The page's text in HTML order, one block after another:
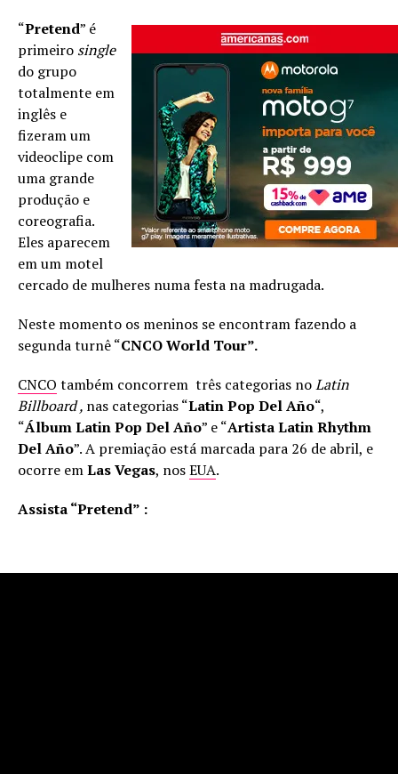
“Pretend” é
primeiro single
do grupo
totalmente em
inglês e
fizeram um
videoclipe com
uma grande
produção e
coreografia.
Eles aparecem
em um motel
cercado de mulheres numa festa na madrugada.
Neste momento os meninos se encontram fazendo a
segunda turnê “CNCO World Tour”.
CNCO também concorrem três categorias noLatin
Billboard , nas categorias “Latin Pop Del Año“,
“Álbum Latin Pop Del Año” e “Artista Latin Rhythm
Del Año”. A premiação está marcada para 26 de abril, e
ocorre emLas Vegas, nosEUA.
Assista “Pretend” :